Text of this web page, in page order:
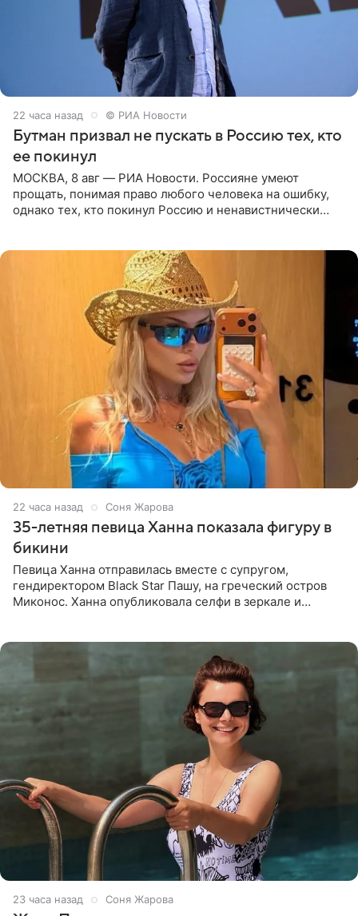
22 часа назад © РИА Новости
Бутман призвал не пускать в Россию тех, кто
ее покинул
МОСКВА, 8 авг — РИА Новости. Россияне умеют
прощать, понимая право любого человека на ошибку,
однако тех, кто покинул Россию и ненавистнически
22 часа назад Соня Жарова
35-летняя певица Ханна показала фигуру в
бикини
Певица Ханна отправилась вместе с супругом,
гендиректором Black Star Пашу, на греческий остров
Миконос. Ханна опубликовала селфи в зеркале и
23 часа назад Соня Жарова